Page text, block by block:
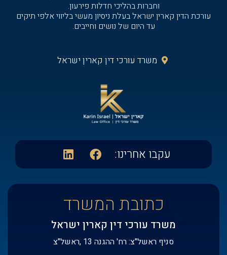
וחברות בהליכי חדלות פירעון.
עורכת הדין קארין ישראל בעלת ניסיון מעשי בליווי אלפי תיקים
עד היום של נושים וחייבים.
משרד עורכי דין קארין ישראל‭
עקבו אחרינו:​
כתובת המשרד
משרד עורכי דין קארין ישראל
סניף ראשל"צ: רח' ההגנה 13 ,ראשל"צ